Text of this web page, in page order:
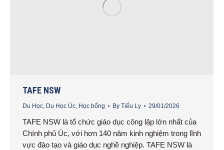
TAFE NSW
Du Học, Du Học Úc, Học bổng By Tiểu Ly 29/01/2026
TAFE NSW là tổ chức giáo dục công lập lớn nhất của
Chính phủ Úc, với hơn 140 năm kinh nghiệm trong lĩnh
vực đào tạo và giáo dục nghề nghiệp. TAFE NSW là